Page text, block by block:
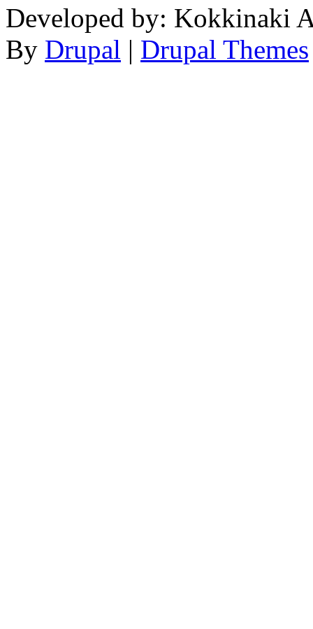
Developed by: Kokkinaki
By Drupal | Drupal Themes